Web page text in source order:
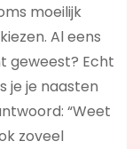
moeilijk
Al eens
geweest? Echt
je je naasten
“Weet
zoveel